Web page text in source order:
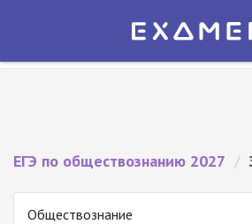
Экзамер — ЕГЭ 2027
ЕГЭ по обществознанию 2027 /
Обществознание